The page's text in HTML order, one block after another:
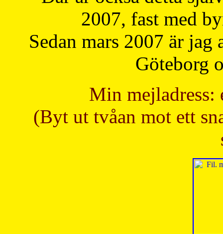
2007, fast med
Sedan mars 2007 är
Göteborg
Min mejladress:
(Byt ut tvåan mot ett